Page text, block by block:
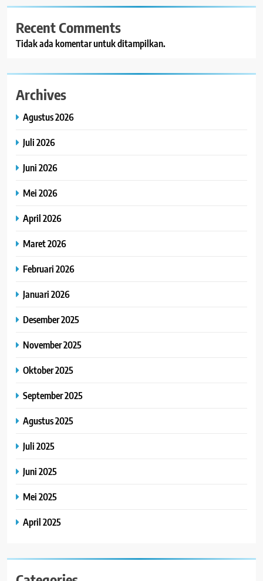
Recent Comments
Tidak ada komentar untuk ditampilkan.
Archives
Agustus 2026
Juli 2026
Juni 2026
Mei 2026
April 2026
Maret 2026
Februari 2026
Januari 2026
Desember 2025
November 2025
Oktober 2025
September 2025
Agustus 2025
Juli 2025
Juni 2025
Mei 2025
April 2025